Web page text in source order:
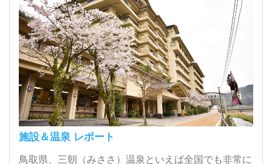
施設＆温泉 レポート
鳥取県、三朝（みささ）温泉といえば全国でも非常に